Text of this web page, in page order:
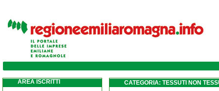
tessuti-non-tessuti-esclusi-articoli-di-
AREA ISCRITTI CATEGORIA: TESSUTI NON